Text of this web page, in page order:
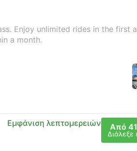
Enjoy unlimited rides in the first
a month.
Εμφάνιση λεπτομερειών Από
Διάλεξε